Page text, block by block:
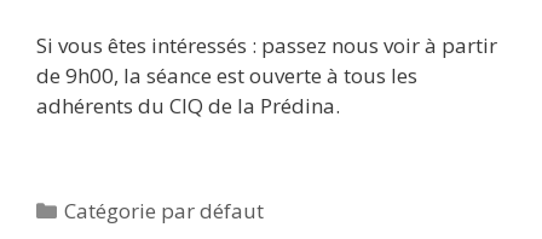
Si vous êtes intéressés : passez nous voir à partir
de 9h00, la séance est ouverte à tous les
adhérents du CIQ de la Prédina.
Catégories
Catégorie par défaut